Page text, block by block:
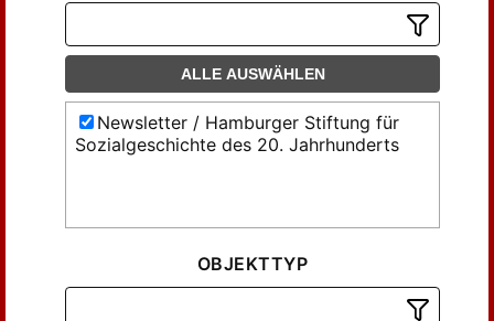
ALLE AUSWÄHLEN
Newsletter / Hamburger Stiftung für
Sozialgeschichte des 20. Jahrhunderts
OBJEKTTYP